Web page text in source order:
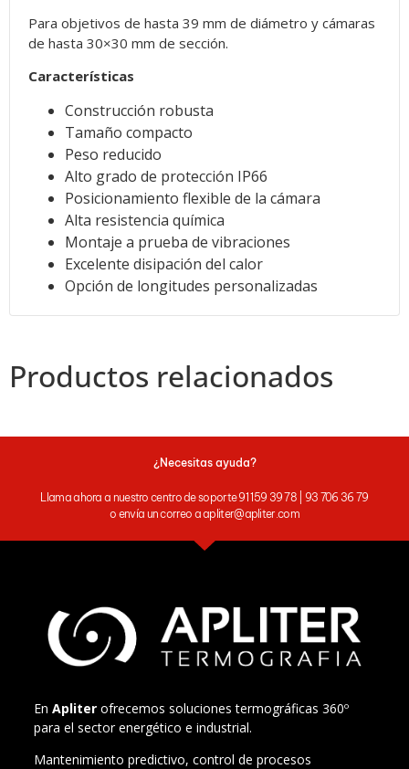
Para objetivos de hasta 39 mm de diámetro y cámaras
de hasta 30×30 mm de sección.
Características
Construcción robusta
Tamaño compacto
Peso reducido
Alto grado de protección IP66
Posicionamiento flexible de la cámara
Alta resistencia química
Montaje a prueba de vibraciones
Excelente disipación del calor
Opción de longitudes personalizadas
Productos relacionados
¿Necesitas ayuda?
Llama ahora a nuestro centro de soporte 91 159 39 78 | 93 706 36 79
o envía un correo a apliter@apliter.com
En Apliter ofrecemos soluciones termográficas 360º
para el sector energético e industrial.
Mantenimiento predictivo, control de procesos